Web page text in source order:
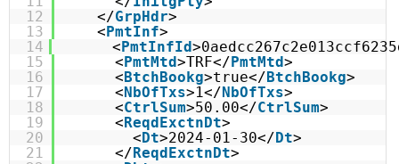
12
</GrpHdr>
13
< PmtInf>
14
< PmtInfId
15
< PmtMtd>TRF</ PmtMtd>
16
< BtchBookg>true</ BtchBookg>
17
< NbOfTxs>1</ NbOfTxs>
18
<CtrlSum>50.00</CtrlSum>
19
< ReqdExctnDt>
20
< Dt>2024-01-30</ Dt>
21
</ ReqdExctnDt>